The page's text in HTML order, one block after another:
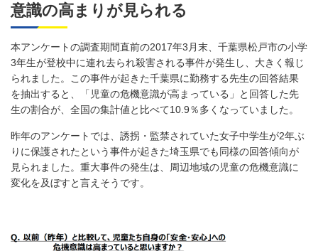
意識の高まりが見られる
本アンケートの調査期間直前の2017年3月末、千葉県松戸市の小学
3年生が登校中に連れ去られ殺害される事件が発生し、大きく報じ
られました。この事件が起きた千葉県に勤務する先生の回答結果
を抽出すると、「児童の危機意識が高まっている」と回答した先
生の割合が、全国の集計値と比べて10.9％多くなっていました。
昨年のアンケートでは、誘拐・監禁されていた女子中学生が2年ぶ
りに保護されたという事件が起きた埼玉県でも同様の回答傾向が
見られました。重大事件の発生は、周辺地域の児童の危機意識に
変化を及ぼすと言えそうです。